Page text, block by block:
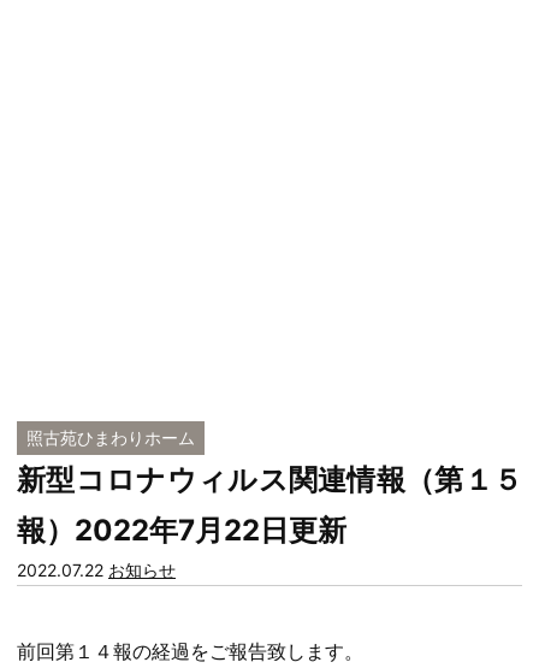
照古苑ひまわりホーム
新型コロナウィルス関連情報（第１５
報）2022年7月22日更新
2022.07.22 カ
リー:
お知らせ
前回第１４報の経過をご報告致します。